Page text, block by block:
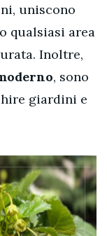
uniscono
qualsiasi area
Inoltre,
, sono
giardini e